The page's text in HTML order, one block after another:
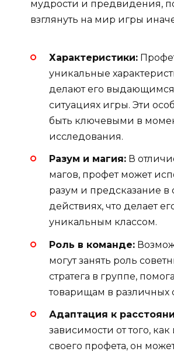
мудрости и предвидения,
взглянуть на мир игры
Характеристики:
уникальные
делают его
ситуациях игры. Эти
быть ключевыми в
исследования.
Разум и магия: В
магов, профет может
разум и предсказание в
действиях, что делает
уникальным классом.
Роль в команде:
могут занять роль
стратега в группе,
товарищам в различных
Адаптация к
зависимости от того, как
своего профета, он